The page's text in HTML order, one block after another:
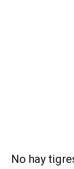
No hay